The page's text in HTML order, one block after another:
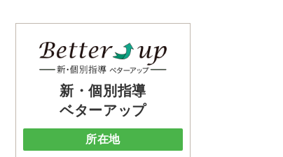
新・個別指導
ベターアップ
所在地